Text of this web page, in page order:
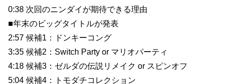
0:38 次回のニンダイが期待できる理由
■年末のビッグタイトルが発表
2:57 候補1：ドンキーコング
3:35 候補2：Switch Party or マリオパーティ
4:18 候補3：ゼルダの伝説リメイク or スピンオフ
5:04 候補4：トモダチコレクション